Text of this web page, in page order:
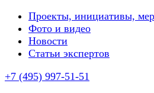
Проекты, инициативы,
Фото и видео
Новости
Статьи экспертов
+7 (495) 997-51-51